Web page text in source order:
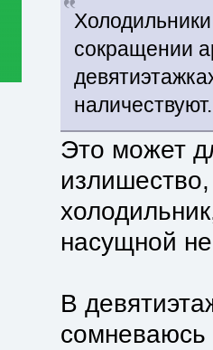
сокращении
наличествуют.
Это может
насущной
В
сомневаюсь